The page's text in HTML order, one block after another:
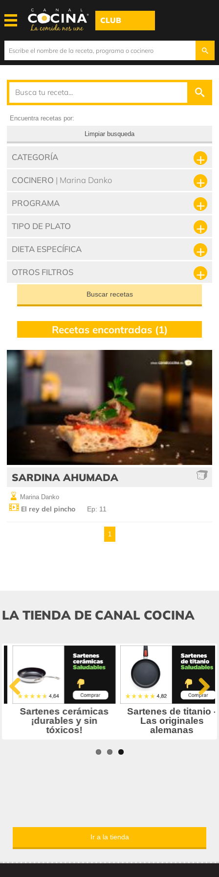
CLUB
Encuentra recetas por:
Limpiar busqueda
CATEGORÍA
COCINERO | Marina Danko
PROGRAMA
TIPO DE PLATO
DIETA ESPECÍFICA
OTROS FILTROS
Buscar recetas
Recetas encontradas (1)
SARDINA AHUMADA
Marina Danko
El rey del pincho Ep: 11
1
LA TIENDA DE CANAL COCINA
Ir a la tienda